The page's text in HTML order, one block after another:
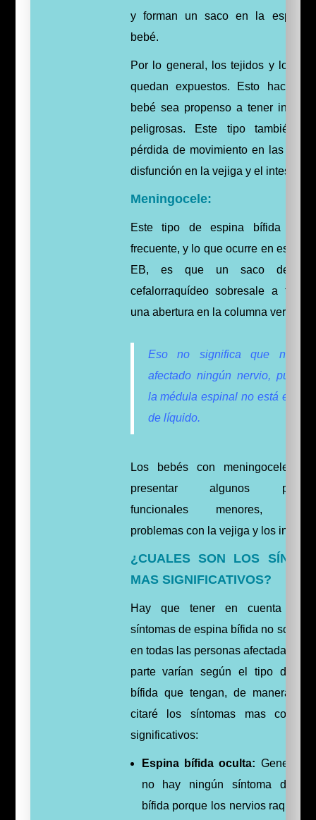
y forman un saco en la espalda
bebé.
Por lo general, los tejidos y los
quedan expuestos. Esto hace
bebé sea propenso a tener
peligrosas. Este tipo también
pérdida de movimiento en las
disfunción en la vejiga y el intestino.
Meningocele:
Este tipo de espina bífida es
frecuente, y lo que ocurre en este
EB, es que un saco de
cefalorraquídeo sobresale a
una abertura en la columna vertebral.
Eso no significa que no
afectado ningún nervio, puesto
la médula espinal no está en el
de líquido.
Los bebés con meningocele
presentar algunos
funcionales menores,
problemas con la vejiga y los
¿CUALES SON LOS
MAS SIGNIFICATIVOS?
Hay que tener en cuenta que
síntomas de espina bífida no son
en todas las personas afectadas, y
parte varían según el tipo de
bífida que tengan, de manera
citaré los síntomas mas
significativos:
Espina bífida oculta:
no hay ningún síntoma de
bífida porque los nervios